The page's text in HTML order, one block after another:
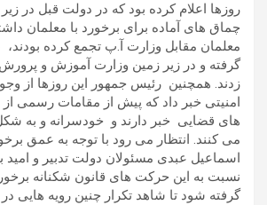
روزها اعلام کرده بود که در دولت قبل در زیر
چماق های آماده برای برخورد با معلمان
معلمان مقابل وزارت آ.پ تجمع کرده بودند،
گرفته و در زیر زمین وزارت آموزش و
زدند. همچنین رئیس جمهور این روزها از
امنیتی خبر داد که پیش از مقامات رسمی از
های قضایی خبر دارند و خودسرانه و به شکل
می کنند. انتظار می رود با توجه به عمق
اسماعیل عبدی مسئولان دولت تدبیر و امید
نسبت به این حرکت های قانون شکنانه
گرفته شود تا شاهد تکرار چنین رویه هایی در